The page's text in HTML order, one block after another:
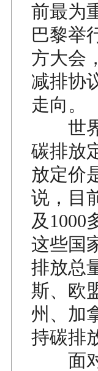
前最为
巴黎举
方大会
减排协
走向。
世界
碳排放
放定价
说，目
及1000
这些国
排放总
斯、欧
州、加
持碳排
面对